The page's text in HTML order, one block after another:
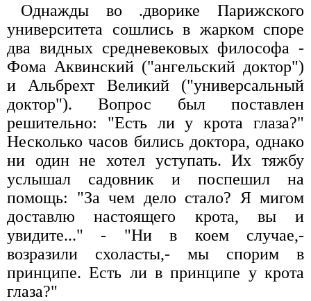
Однажды во .дворике Парижского
университета сошлись в жарком споре
два видных средневековых философа -
Фома Аквинский ("ангельский доктор")
и Альбрехт Великий ("универсальный
доктор"). Вопрос был поставлен
решительно: "Есть ли у крота глаза?"
Несколько часов бились доктора, однако
ни один не хотел уступать. Их тяжбу
услышал садовник и поспешил на
помощь: "За чем дело стало? Я мигом
доставлю настоящего крота, вы и
увидите..." - "Ни в коем случае,-
возразили схоласты,- мы спорим в
принципе. Есть ли в принципе у крота
глаза?"